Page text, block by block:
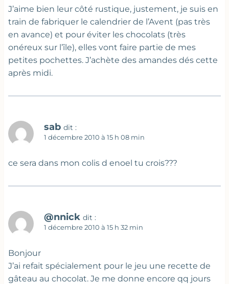
J’aime bien leur côté rustique, justement, je suis en
train de fabriquer le calendrier de l’Avent (pas très
en avance) et pour éviter les chocolats (très
onéreux sur l’île), elles vont faire partie de mes
petites pochettes. J’achète des amandes dés cette
après midi.
sab dit :
1 décembre 2010 à 15 h 08 min
ce sera dans mon colis d enoel tu crois???
@nnick dit :
1 décembre 2010 à 15 h 32 min
Bonjour
J’ai refait spécialement pour le jeu une recette de
gâteau au chocolat. Je me donne encore qq jours